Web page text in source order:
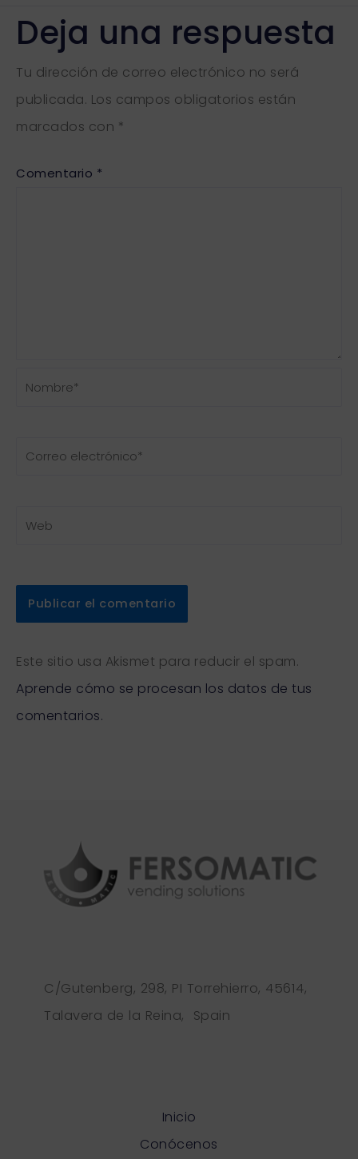
Deja una respuesta
Tu dirección de correo electrónico no será
publicada. Los campos obligatorios están
marcados con *
Comentario *
Nombre*
Correo
Web
Este sitio usa Akismet para reducir el spam.
Aprende cómo se procesan los datos de tus
comentarios.
C/Gutenberg, 298, PI Torrehierro, 45614,
Talavera de la Reina, Spain
Inicio
Conócenos